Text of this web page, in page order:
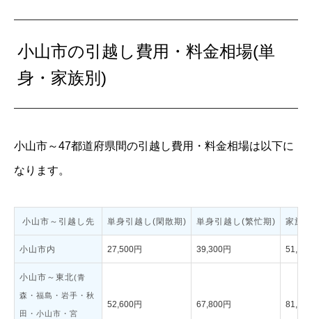
小山市の引越し費用・料金相場(単
身・家族別)
小山市～47都道府県間の引越し費用・料金相場は以下に
なります。
小山市～引越し先 単身引越し(閑散期) 単身引越し(繁忙期) 家族
小山市内 27,500円 39,300円
小山市～東北(青
森・福島・岩手・秋
田・小山市・宮
52,600円 67,800円